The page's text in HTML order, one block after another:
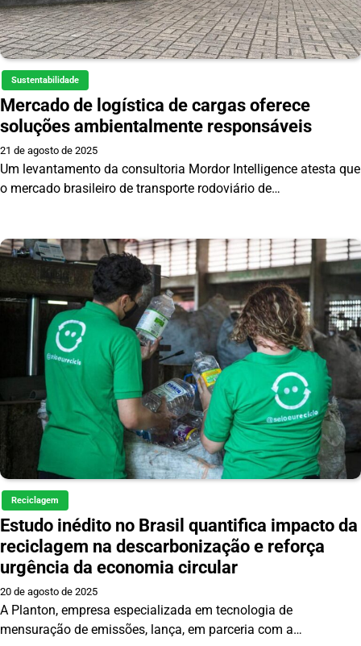
Sustentabilidade
Mercado de logística de cargas oferece
soluções ambientalmente responsáveis
21 de agosto de 2025
Um levantamento da consultoria Mordor Intelligence atesta que
o mercado brasileiro de transporte rodoviário de…
Reciclagem
Estudo inédito no Brasil quantifica impacto da
reciclagem na descarbonização e reforça
urgência da economia circular
20 de agosto de 2025
A Planton, empresa especializada em tecnologia de
mensuração de emissões, lança, em parceria com a…